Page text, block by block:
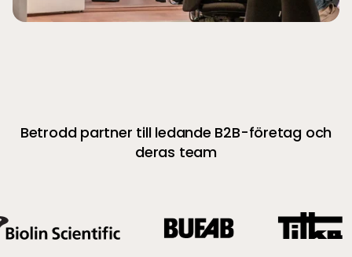
Betrodd partner till ledande B2B-företag och
deras team